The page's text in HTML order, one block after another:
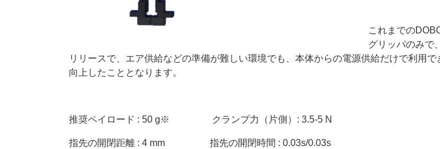
これまでの
グリッパのみで
リリースで、エア供給などの準備が難しい環境でも、本体からの電源供給だけで利用
向上したこととなります。
推奨ペイロード : 50 g※ クランプ力（片側）: 3.5-5 N
指先の開閉距離 : 4 mm 指先の開閉時間 : 0.03s/0.03s